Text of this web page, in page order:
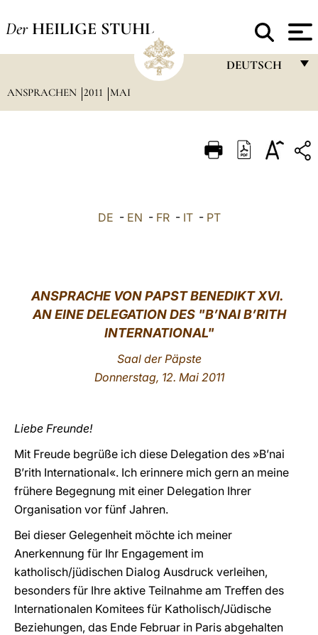
Der HEILIGE STUHL
DEUTSCH
ITALIANO
中文
ANSPRACHEN 2011 MAI
DE - EN - FR- IT- PT
ANSPRACHE VON PAPST BENEDIKT XVI.
AN EINE DELEGATION DES "B’NAI B’RITH
INTERNATIONAL"
Saal der Päpste
Donnerstag, 12. Mai 2011
Liebe Freunde!
Mit Freude begrüße ich diese Delegation des »B’nai
B’rith International«. Ich erinnere mich gern an meine
frühere Begegnung mit einer Delegation Ihrer
Organisation vor fünf Jahren.
Bei dieser Gelegenheit möchte ich meiner
Anerkennung für Ihr Engagement im
katholisch/jüdischen Dialog Ausdruck verleihen,
besonders für Ihre aktive Teilnahme am Treffen des
Internationalen Komitees für Katholisch/Jüdische
Beziehungen, das Ende Februar in Paris abgehalten